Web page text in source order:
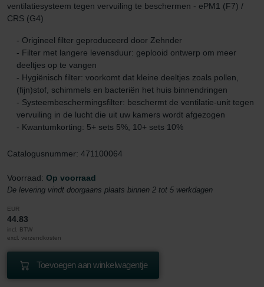
ventilatiesysteem tegen vervuiling te beschermen - ePM1 (F7) /
CRS (G4)
- Origineel filter geproduceerd door Zehnder
- Filter met langere levensduur: geplooid ontwerp om meer
deeltjes op te vangen
- Hygiënisch filter: voorkomt dat kleine deeltjes zoals pollen,
(fijn)stof, schimmels en bacteriën het huis binnendringen
- Systeembeschermingsfilter: beschermt de ventilatie-unit tegen
vervuiling in de lucht die uit uw kamers wordt afgezogen
- Kwantumkorting: 5+ sets 5%, 10+ sets 10%
Catalogusnummer: 471100064
Voorraad: Op voorraad
De levering vindt doorgaans plaats binnen 2 tot 5 werkdagen
EUR
44.83
incl. BTW
excl. verzendkosten
Toevoegen aan winkelwagentje